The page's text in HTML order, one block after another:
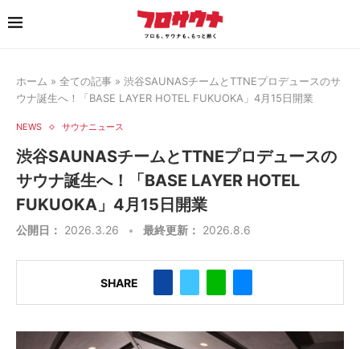
ホーム » 全ての記事 » 渋谷SAUNASチームとTTNEプロデュースのサ
ウナ誕生へ！「BASE LAYER HOTEL FUKUOKA」4月15日開業
NEWS サウナニュース
渋谷SAUNASチームとTTNEプロデュースの
サウナ誕生へ！「BASE LAYER HOTEL
FUKUOKA」4月15日開業
公開日： 2026.3.26 最終更新： 2026.8.6
SHARE